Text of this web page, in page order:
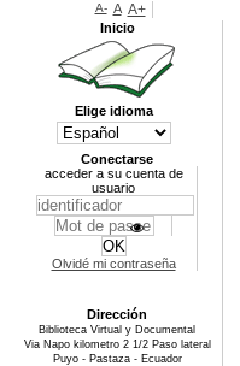
A- A A+
Inicio
Elige idioma
Conectarse
acceder a su cuenta de
usuario
Olvidé mi contraseña
Dirección
Biblioteca Virtual y Documental
Via Napo kilometro 2 1/2 Paso lateral
Puyo - Pastaza - Ecuador